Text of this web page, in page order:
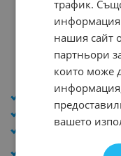
Кондензатор
3300MF/10V 105C
Арт.№: 246467
Тип:
Капацитет:
Раб. темература
трафик.
информация
нашия сайт
партньори
които може
вашето